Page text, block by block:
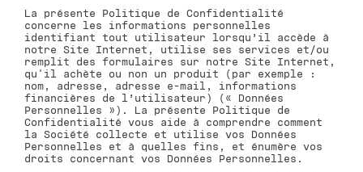
La présente Politique de Confidentialité
concerne les informations personnelles
identifiant tout utilisateur lorsqu’il accède à
notre Site Internet, utilise ses services et/ou
remplit des formulaires sur notre Site Internet,
qu'il achète ou non un produit (par exemple :
nom, adresse, adresse e-mail, informations
financières de l’utilisateur) (« Données
Personnelles »). La présente Politique de
Confidentialité vous aide à comprendre comment
la Société collecte et utilise vos Données
Personnelles et à quelles fins, et énumère vos
droits concernant vos Données Personnelles.